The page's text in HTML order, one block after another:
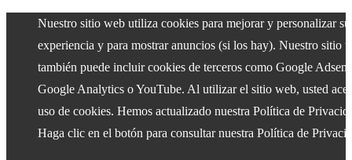
Nuestro sitio web utiliza cookies para mejorar y personalizar su
experiencia y para mostrar anuncios (si los hay). Nuestro sitio
también puede incluir cookies de terceros como Google
Google Analytics o YouTube. Al utilizar el sitio web, usted
uso de cookies. Hemos actualizado nuestra Política de
Haga clic en el botón para consultar nuestra Política de